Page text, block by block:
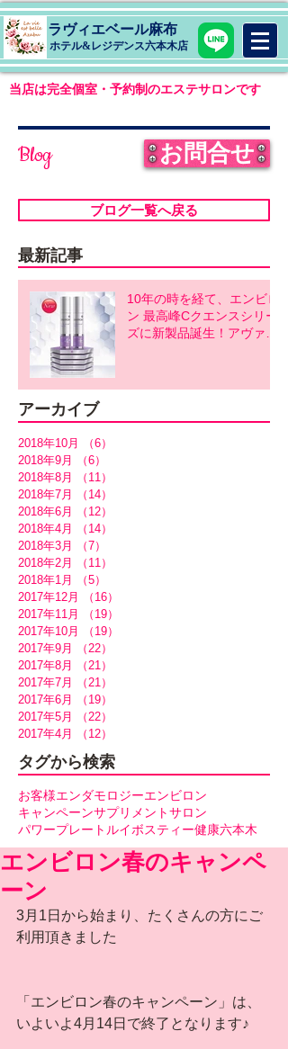
ラヴィエベール麻布
​ホテル&レジデンス六本木店
当店は完全個室・予約制のエステサロンです
Blog お問合せ
ブログ一覧へ戻る
最新記事
10年の時を経て、エンビロ
ン 最高峰Cクエンスシリー
ズに新製品誕生！アヴァン
アーカイブ
2018年10月 （6）
2018年9月
（6）
2018年8月
（11）
2018年7月
（14）
2018年6月
（12）
2018年4月
（14）
2018年3月
（7）
2018年2月
（11）
2018年1月
（5）
2017年12月
（16）
2017年11月
（19）
2017年10月
（19）
2017年9月
（22）
2017年8月
（21）
2017年7月
（21）
2017年6月
（19）
2017年5月
（22）
2017年4月
（12）
タグから検索
お客様エンダモロジーエンビロン
キャンペーンサプリメントサロン
パワープレート ルイボスティー健康六本木
エンビロン春のキャンペ
ーン
3月1日から始まり、たくさんの方にご
利用頂きました
「エンビロン春のキャンペーン」は、
いよいよ4月14日で終了となります♪